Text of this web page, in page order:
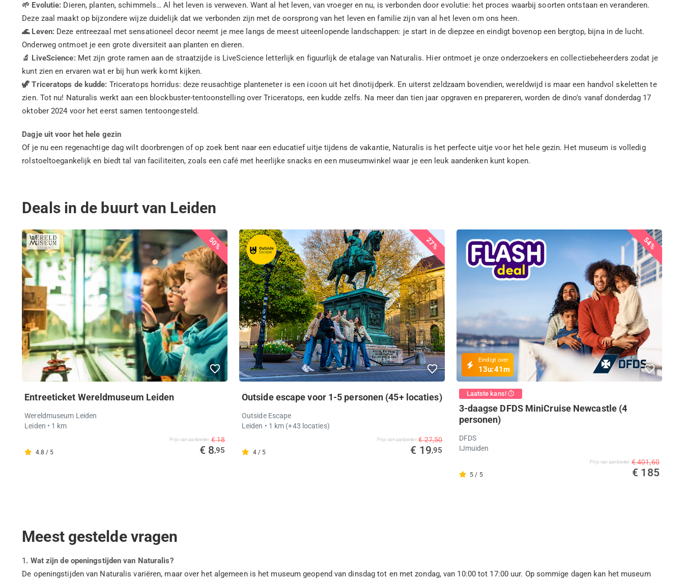
🌱 Evolutie: Dieren, planten, schimmels… Al het leven is verweven. Want al het leven, van vroeger en nu, is verbonden door evolutie: het proces waarbij soorten ontstaan en veranderen.
Deze zaal maakt op bijzondere wijze duidelijk dat we verbonden zijn met de oorsprong van het leven en familie zijn van al het leven om ons heen.
🌊 Leven: Deze entreezaal met sensationeel decor neemt je mee langs de meest uiteenlopende landschappen: je start in de diepzee en eindigt bovenop een bergtop, bijna in de lucht.
Onderweg ontmoet je een grote diversiteit aan planten en dieren.
🔬 LiveScience: Met zijn grote ramen aan de straatzijde is LiveScience letterlijk en figuurlijk de etalage van Naturalis. Hier ontmoet je onze onderzoekers en collectiebeheerders zodat je
kunt zien en ervaren wat er bij hun werk komt kijken.
🦖 Triceratops de kudde: Triceratops horridus: deze reusachtige planteneter is een icoon uit het dinotijdperk. En uiterst zeldzaam bovendien, wereldwijd is maar een handvol skeletten te
zien. Tot nu! Naturalis werkt aan een blockbuster-tentoonstelling over Triceratops, een kudde zelfs. Na meer dan tien jaar opgraven en prepareren, worden de dino's vanaf donderdag 17
oktober 2024 voor het eerst samen tentoongesteld.
Dagje uit voor het hele gezin
Of je nu een regenachtige dag wilt doorbrengen of op zoek bent naar een educatief uitje tijdens de vakantie, Naturalis is het perfecte uitje voor het hele gezin. Het museum is volledig
rolstoeltoegankelijk en biedt tal van faciliteiten, zoals een café met heerlijke snacks en een museumwinkel waar je een leuk aandenken kunt kopen.
Deals in de buurt van Leiden
50%
Entreeticket Wereldmuseum Leiden
Wereldmuseum Leiden
Leiden • 1 km
4.8 / 5
Prijs van aanbieder € 18
€ 8,95
27%
Outside escape voor 1-5 personen (45+ locaties)
Outside Escape
Leiden • 1 km (+43 locaties)
4 / 5
Prijs van aanbieder € 27,50
€ 19,95
54%
Eindigt over
13u:41m
Laatste kans! ⏱️
3-daagse DFDS MiniCruise Newcastle (4
personen)
DFDS
IJmuiden
5 / 5
Prijs van aanbieder € 401,60
€ 185
Meest gestelde vragen
1. Wat zijn de openingstijden van Naturalis?
De openingstijden van Naturalis variëren, maar over het algemeen is het museum geopend van dinsdag tot en met zondag, van 10:00 tot 17:00 uur. Op sommige dagen kan het museum